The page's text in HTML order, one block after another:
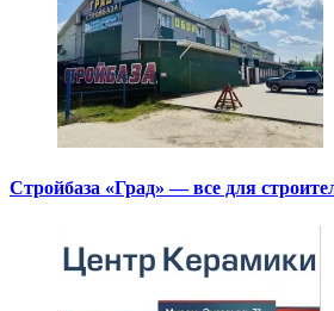
Стройбаза «Град» — все для